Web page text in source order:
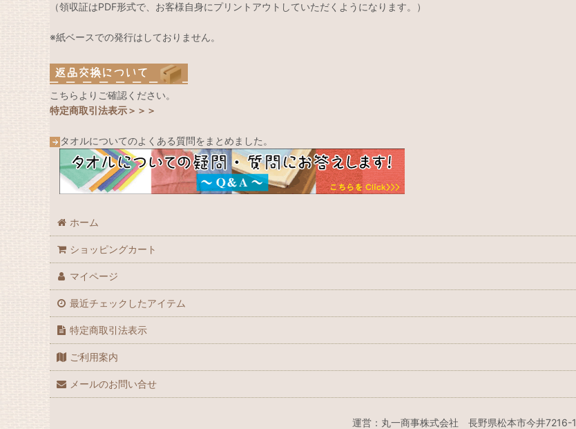
（領収証はPDF形式で、お客様自身にプリントアウトしていただくようになります。）
※紙ベースでの発行はしておりません。
こちらよりご確認ください。
特定商取引法表示＞＞＞
タオルについてのよくある質問をまとめました。
ホーム
ショッピングカート
マイページ
最近チェックしたアイテム
特定商取引法表示
ご利用案内
メールのお問い合せ
運営：丸一商事株式会社 長野県松本市今井7216-1